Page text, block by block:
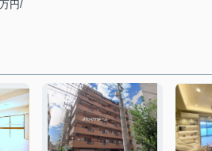
円/